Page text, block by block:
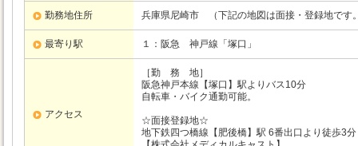
勤務地住所 兵庫県尼崎市 （下記の地図は面接・登録地です
最寄り駅 １：阪急 神戸線 「塚口」
アクセス
［勤 務 地］
阪急神戸本線【塚口】駅よりバス10分
自転車・バイク通勤可能。
☆面接登録地☆
地下鉄四つ橋線【肥後橋】駅 6番出口より徒歩3分